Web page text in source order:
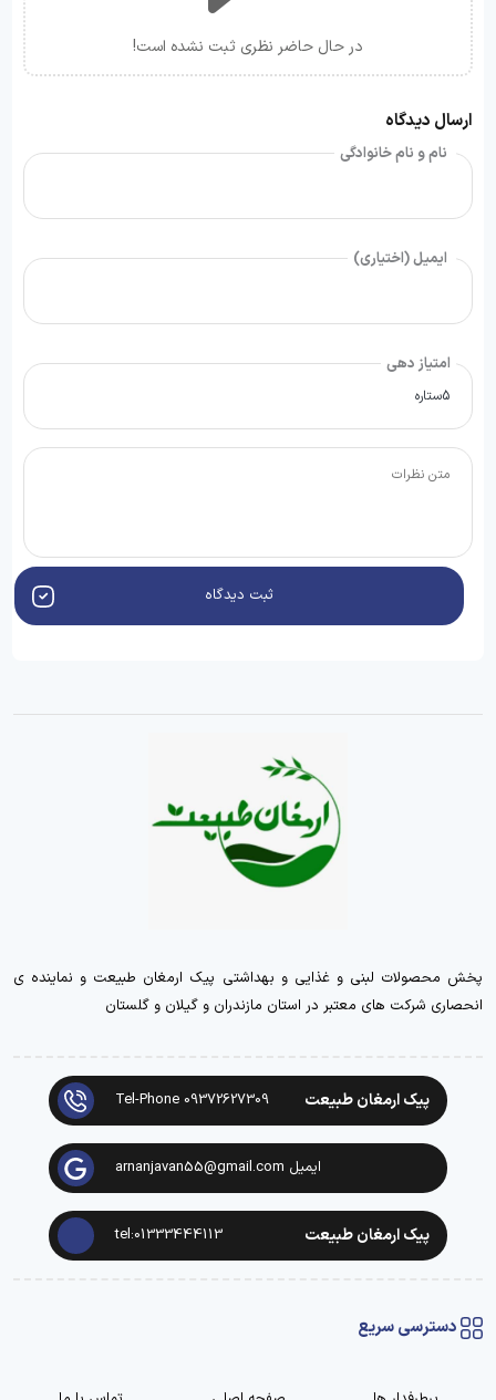
در حال حاضر نظری ثبت نشده است!
ارسال دیدگاه
نام و نام خانوادگی
ایمیل (اختیاری)
امتیاز دهی
ثبت دیدگاه
پخش محصولات لبنی و غذایی و بهداشتی پیک ارمغان طبیعت و نماینده ی
انحصاری شرکت های معتبر در استان مازندران و گیلان و گلستان
پیک ارمغان طبیعت Tel-Phone 09372627309
ایمیل arnanjavan55@gmail.com
پیک ارمغان طبیعت tel:01333444113
دسترسی سریع